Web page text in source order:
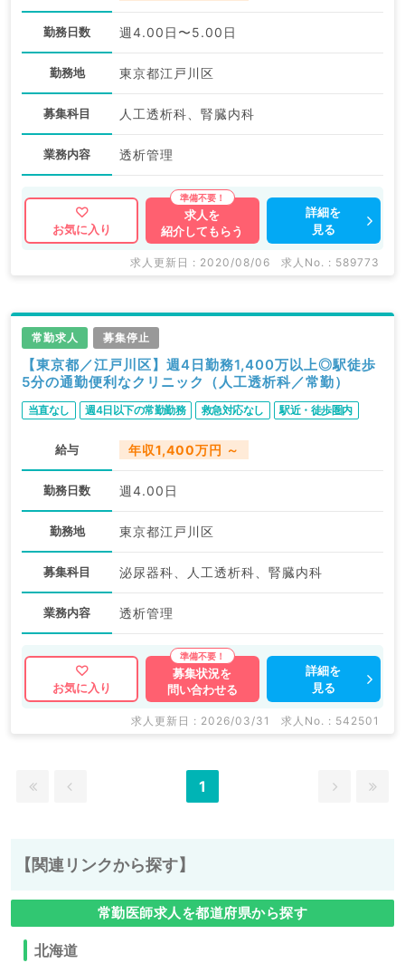
勤務日数 週4.00日〜5.00日
勤務地 東京都江戸川区
募集科目 人工透析科、腎臓内科
業務内容 透析管理
お気に入り
求人を
紹介してもらう
詳細を
見る
求人更新日 : 2020/08/06 求人No. : 589773
常勤求人 募集停止
【東京都／江戸川区】週4日勤務1,400万以上◎駅徒歩
5分の通勤便利なクリニック（人工透析科／常勤）
当直なし 週4日以下の常勤勤務 救急対応なし 駅近・徒歩圏内
給与 年収1,400万円 ～
勤務日数 週4.00日
勤務地 東京都江戸川区
募集科目 泌尿器科、人工透析科、腎臓内科
業務内容 透析管理
お気に入り
募集状況を
問い合わせる
詳細を
見る
求人更新日 : 2026/03/31 求人No. : 542501
1
【関連リンクから探す】
常勤医師求人を都道府県から探す
北海道